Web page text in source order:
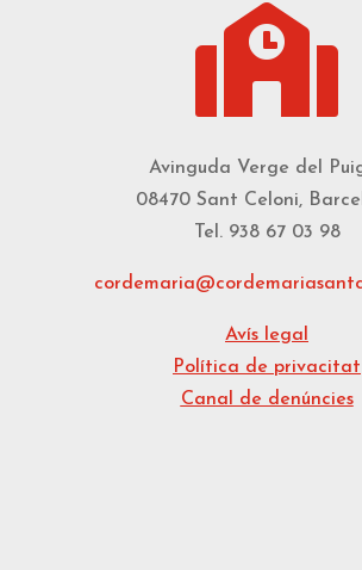

Avinguda Verge del
08470 Sant Celoni,
Tel. 938 67 03 98
Avís legal
Política de privacitat
Canal de denúncies